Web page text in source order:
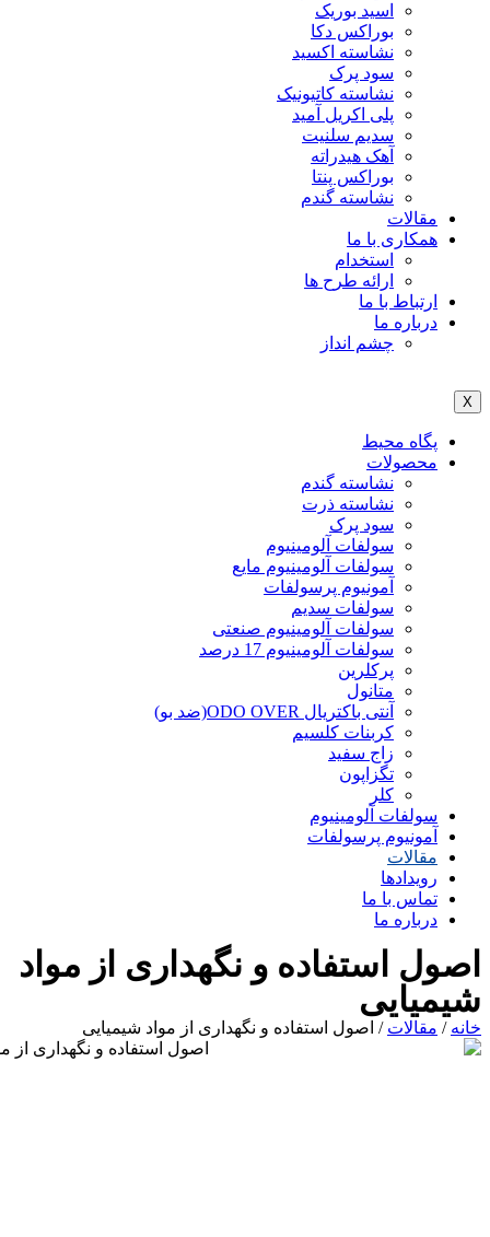
اسید بوریک
بوراکس دکا
نشاسته اکسید
سود پرک
نشاسته کاتیونیک
پلی اکریل آمید
سدیم سلنیت
آهک هیدراته
بوراکس پنتا
نشاسته گندم
مقالات
همکاری با ما
استخدام
ارائه طرح ها
ارتباط با ما
درباره ما
چشم انداز
X
پگاه محیط
محصولات
نشاسته گندم
نشاسته ذرت
سود پرک
سولفات آلومینیوم
سولفات آلومینیوم مایع
آمونیوم پرسولفات
سولفات سدیم
سولفات آلومینیوم صنعتی
سولفات آلومینیوم 17 درصد
پرکلرین
متانول
آنتی باکتریال ODO OVER(ضد بو)
کربنات کلسیم
زاج سفید
تگزاپون
کلر
سولفات آلومینیوم
آمونیوم پرسولفات
مقالات
رویدادها
تماس با ما
درباره ما
اصول استفاده و نگهداری از مواد
شیمیایی
خانه / مقالات / اصول استفاده و نگهداری از مواد شیمیایی